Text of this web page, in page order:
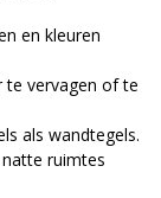
en kleuren
te vervagen of te
als wandtegels.
ruimtes